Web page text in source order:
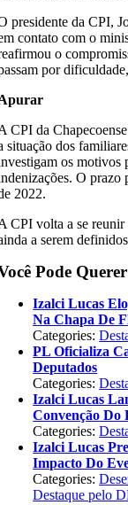
presidente da CPI,
contato com o
o
por
CPI da
situação dos
os motivos
O prazo
2022.
CPI volta a se
a serem
Pode
Izalci Lucas
Na Chapa De
Categories:
PL Oficializa
Deputados
Categories:
Izalci Lucas
Convenção Do
Categories:
Izalci Lucas
Impacto Do
Categories:
Destaque pelo